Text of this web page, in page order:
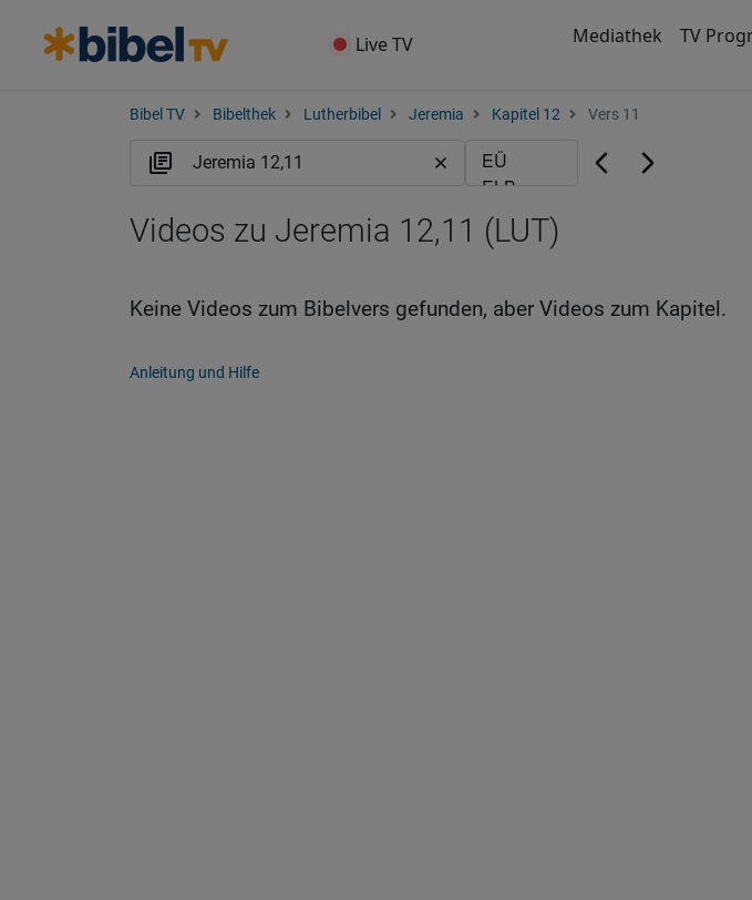
Live TV Mediathek TV
Bibel TV Bibelthek Lutherbibel Jeremia Kapitel 12 Vers 11
Videos zu Jeremia 12,11 (LUT)
Keine Videos zum Bibelvers gefunden, aber Videos zum Kapitel.
Anleitung und Hilfe